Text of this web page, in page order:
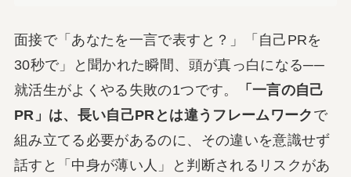
面接で「あなたを一言で表すと？」「自己PRを
30秒で」と聞かれた瞬間、頭が真っ白になる──
就活生がよくやる失敗の1つです。
「一言の自己
PR」は、長い自己PRとは違うフレームワーク で
組み立てる必要があるのに、その違いを意識せず
話すと「中身が薄い人」と判断されるリスクがあ